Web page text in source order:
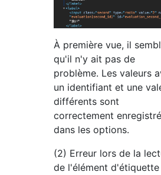
À première vue, il
qu'il n'y ait pas de
problème. Les valeurs
un identifiant et une
différents sont
correctement
dans les options.
(2) Erreur lors de la
de l'élément d'étiquette